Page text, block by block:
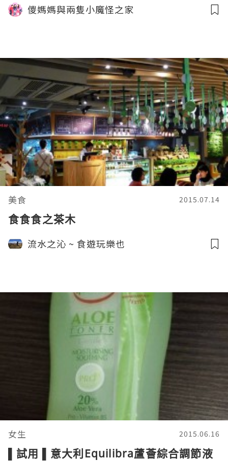
儍媽媽與兩隻小魔怪之家
美食 2015.07.14
食食食之茶木
流水之沁 ~ 食遊玩樂也
女生 2015.06.16
▌試用 ▌意大利Equilibra蘆薈綜合調節液